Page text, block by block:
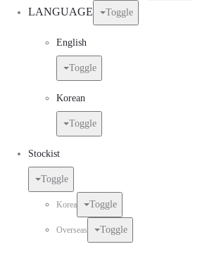
LANGUAGE Toggle
English
Toggle
Korean
Toggle
Stockist
Toggle
Korea Toggle
Overseas Toggle